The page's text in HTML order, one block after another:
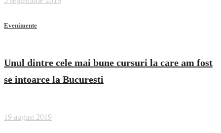
Evenimente
Unul dintre cele mai bune cursuri la care am fost
se intoarce la Bucuresti
19 august 2019